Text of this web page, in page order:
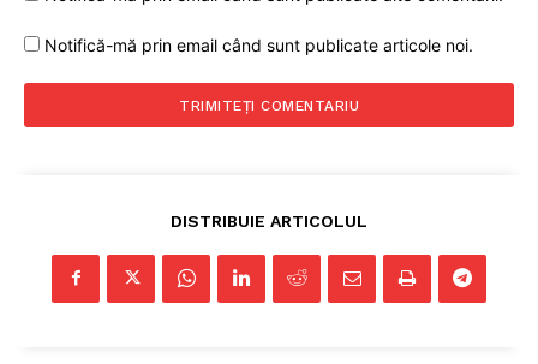
Notifică-mă prin email când sunt publicate articole noi.
DISTRIBUIE ARTICOLUL